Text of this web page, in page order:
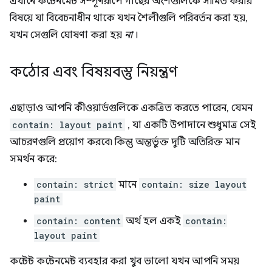
বিষয়ে যা বিবেচনাধীন থাকে যখন শৈলীগুলি পরিবর্তন করা হয়,
যখন সেগুলি ঘোষণা করা হয় না।
কঠোর এবং বিষয়বস্তু নিয়ন্ত্রণ
এছাড়াও আপনি কীওয়ার্ডগুলিকে একত্রিত করতে পারেন, যেমন
contain: layout paint , যা একটি উপাদানে শুধুমাত্র সেই
আচরণগুলি প্রয়োগ করবে৷ কিন্তু অন্তর্ভুক্ত দুটি অতিরিক্ত মান
সমর্থন করে:
contain: strict মানে contain: size layout
paint
contain: content অর্থ হল একই contain:
layout paint
কন্টেন্ট কন্টেনমেন্ট ব্যবহার করা খুব ভালো যখন আপনি সময়